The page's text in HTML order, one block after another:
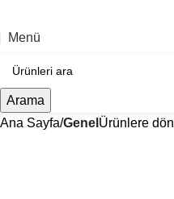
Menü
Arama
Ana Sayfa Genel Ürünlere dön